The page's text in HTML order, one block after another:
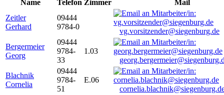
Name
Telefon Zimmer
Mail
Zeitler
Gerhard
09444
9784-0
vg.vorsitzender@siegenburg.de
Bergermeier
Georg
09444
9784-
33
1.03
Blachnik
Cornelia
09444
9784-
51
E.06